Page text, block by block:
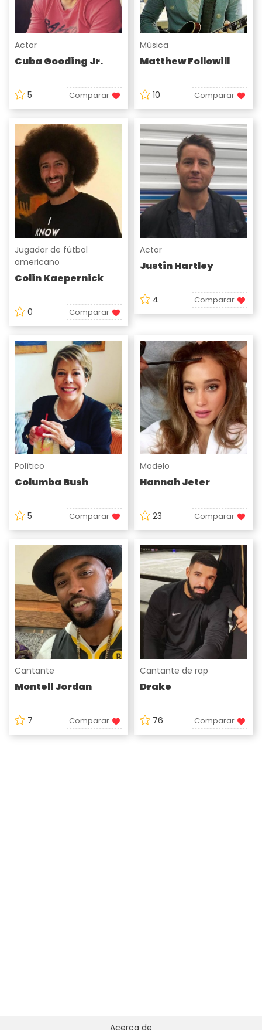
Actor
Cuba Gooding Jr.
5 Comparar
Música
Matthew Followill
10 Comparar
Jugador de fútbol
americano
Colin Kaepernick
0 Comparar
Actor
Justin Hartley
4 Comparar
Político
Columba Bush
5 Comparar
Modelo
Hannah Jeter
23 Comparar
Cantante
Montell Jordan
7 Comparar
Cantante de rap
Drake
76 Comparar
Acerca de